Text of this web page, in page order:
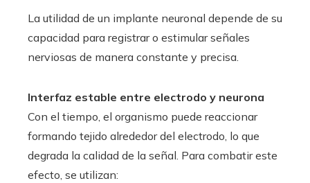
La utilidad de un implante neuronal depende de su
capacidad para registrar o estimular señales
nerviosas de manera constante y precisa.
Interfaz estable entre electrodo y neurona
Con el tiempo, el organismo puede reaccionar
formando tejido alrededor del electrodo, lo que
degrada la calidad de la señal. Para combatir este
efecto, se utilizan: